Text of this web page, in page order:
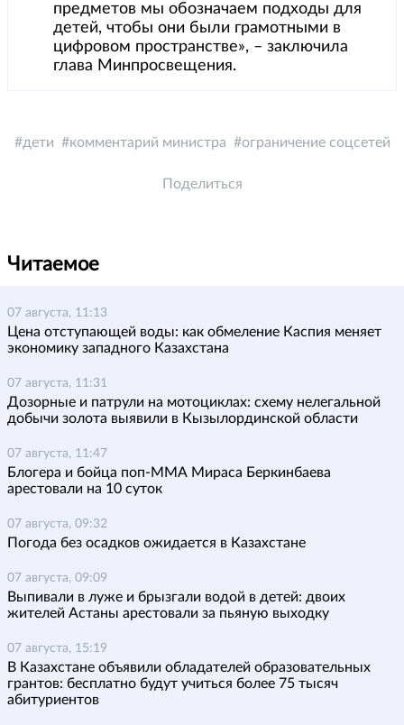
предметов мы обозначаем подходы для
детей, чтобы они были грамотными в
цифровом пространстве», – заключила
глава Минпросвещения.
дети комментарий министра ограничение соцсетей
Поделиться
Читаемое
07 августа, 11:13
Цена отступающей воды: как обмеление Каспия меняет
экономику западного Казахстана
07 августа, 11:31
Дозорные и патрули на мотоциклах: схему нелегальной
добычи золота выявили в Кызылординской области
07 августа, 11:47
Блогера и бойца поп-ММА Мираса Беркинбаева
арестовали на 10 суток
07 августа, 09:32
Погода без осадков ожидается в Казахстане
07 августа, 09:09
Выпивали в луже и брызгали водой в детей: двоих
жителей Астаны арестовали за пьяную выходку
07 августа, 15:19
В Казахстане объявили обладателей образовательных
грантов: бесплатно будут учиться более 75 тысяч
абитуриентов